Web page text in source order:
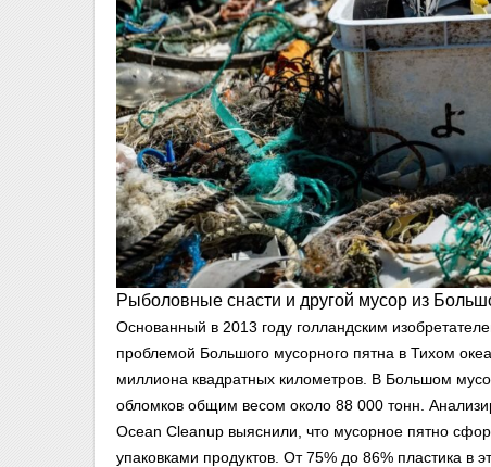
Рыболовные снасти и другой мусор из
Основанный в 2013 году голландским
проблемой Большого мусорного пятна в Тихом
миллиона квадратных километров. В Большом
обломков общим весом около 88 000 тонн.
Ocean Cleanup выяснили, что мусорное пятно
упаковками продуктов. От 75% до 86% пластика в